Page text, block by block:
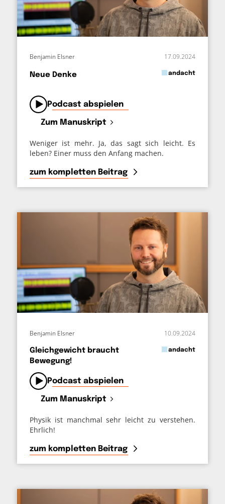
Neue Denke
17.09.2024
inandacht
Benjamin Elsner
Podcast abspielen
Zum Manuskript
Weniger ist mehr. Ja, das sagt sich leicht. Es
leben? Einer muss den Anfang machen.
zum kompletten Beitrag
Gleichgewicht braucht
Bewegung!
10.09.2024
inandacht
Benjamin Elsner
Podcast abspielen
Zum Manuskript
Physik ist manchmal sehr leicht zu verstehen.
Ehrlich!
zum kompletten Beitrag